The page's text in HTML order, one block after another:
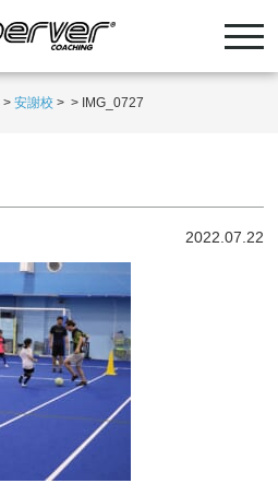
>安謝校 > > IMG_0727
2022.07.22